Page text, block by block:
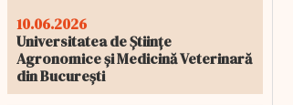
10.06.2026
Universitatea de Științe
Agronomice și Medicină Veterinară
din București